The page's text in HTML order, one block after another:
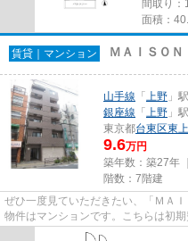
間取り：
面積：
賃貸｜マンション ＭＡＩＳＯ
山手線 「 上野 」
銀座線 「 上野 」
東京都台東区東
9.6万円
築年数：築27年
階数：7階建
ぜひ一度見ていただきたい、「ＭＡ
物件はマンションです。こちらは初
ので、支払い手続きの手間が...